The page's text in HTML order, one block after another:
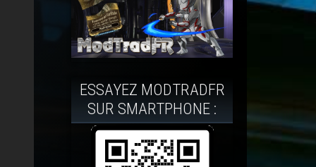
ESSAYEZ MODTRADFR
SUR SMARTPHONE :